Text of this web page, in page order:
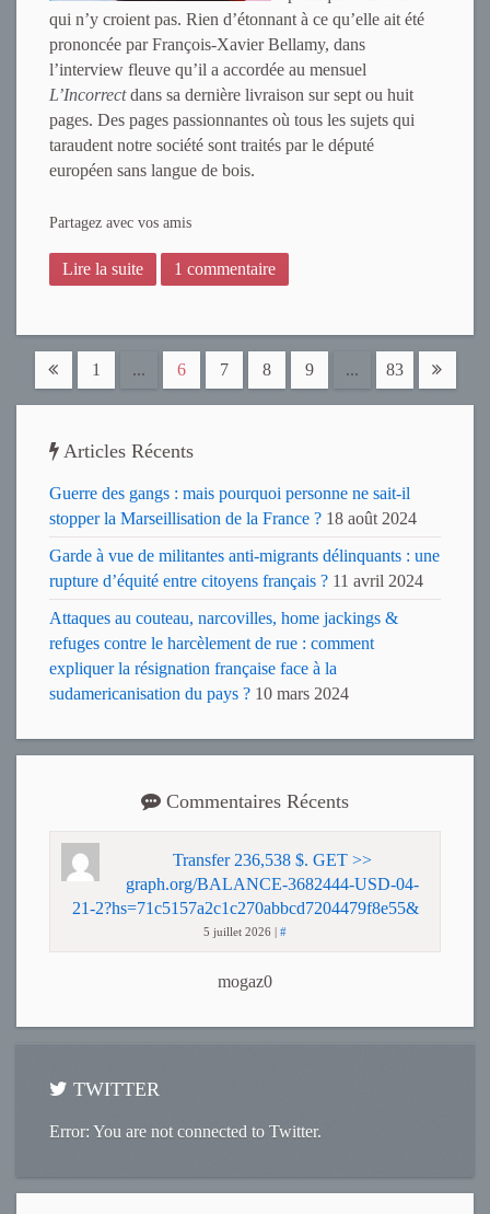
qui n’y croient pas. Rien d’étonnant à ce qu’elle ait été
prononcée par François-Xavier Bellamy, dans
l’interview fleuve qu’il a accordée au mensuel
L’Incorrectdans sa dernière livraison sur sept ou huit
pages. Des pages passionnantes où tous les sujets qui
taraudent notre société sont traités par le député
européen sans langue de bois.
Partagez avec vos amis
Lire la suite 1 commentaire
1 ... 6 7 8 9 ... 83
Articles Récents
Guerre des gangs : mais pourquoi personne ne sait-il
stopper la Marseillisation de la France ? 18 août 2024
Garde à vue de militantes anti-migrants délinquants : une
rupture d’équité entre citoyens français ? 11 avril 2024
Attaques au couteau, narcovilles, home jackings &
refuges contre le harcèlement de rue : comment
expliquer la résignation française face à la
sudamericanisation du pays ? 10 mars 2024
Commentaires Récents
Transfer 236,538 $. GET >>
graph.org/BALANCE-3682444-USD-04-
21-2?hs=71c5157a2c1c270abbcd7204479f8e55&
5 juillet 2026 | #
mogaz0
TWITTER
Error: You are not connected to Twitter.